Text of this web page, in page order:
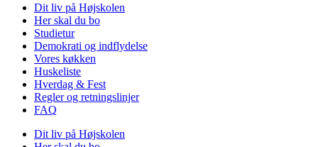
Dit liv på Højskolen
Her skal du bo
Studietur
Demokrati og indflydelse
Vores køkken
Huskeliste
Hverdag & Fest
Regler og retningslinjer
FAQ
Dit liv på Højskolen